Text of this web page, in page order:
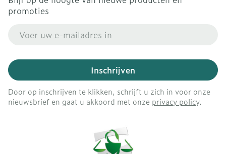
promoties
Inschrijven
Door op inschrijven te klikken, schrijft u zich in voor onze
nieuwsbrief en gaat u akkoord met onze privacy policy.